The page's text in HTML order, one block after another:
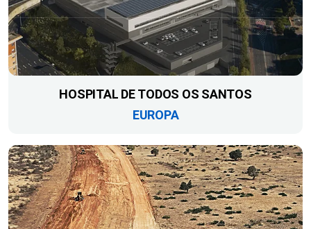
HOSPITAL DE TODOS OS SANTOS
EUROPA